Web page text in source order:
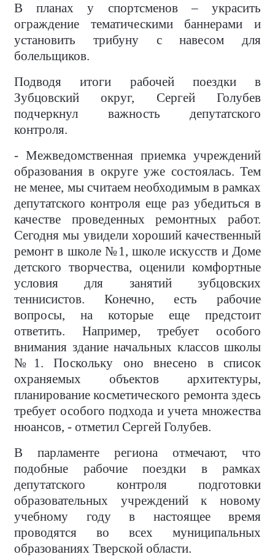
В планах у спортсменов – украсить
ограждение тематическими баннерами и
установить трибуну с навесом для
болельщиков.
Подводя итоги рабочей поездки в
Зубцовский округ, Сергей Голубев
подчеркнул важность депутатского
контроля.
- Межведомственная приемка учреждений
образования в округе уже состоялась. Тем
не менее, мы считаем необходимым в рамках
депутатского контроля еще раз убедиться в
качестве проведенных ремонтных работ.
Сегодня мы увидели хороший качественный
ремонт в школе №1, школе искусств и Доме
детского творчества, оценили комфортные
условия для занятий зубцовских
теннисистов. Конечно, есть рабочие
вопросы, на которые еще предстоит
ответить. Например, требует особого
внимания здание начальных классов школы
№1. Поскольку оно внесено в список
охраняемых объектов архитектуры,
планирование косметического ремонта здесь
требует особого подхода и учета множества
нюансов, - отметил Сергей Голубев.
В парламенте региона отмечают, что
подобные рабочие поездки в рамках
депутатского контроля подготовки
образовательных учреждений к новому
учебному году в настоящее время
проводятся во всех муниципальных
образованиях Тверской области.